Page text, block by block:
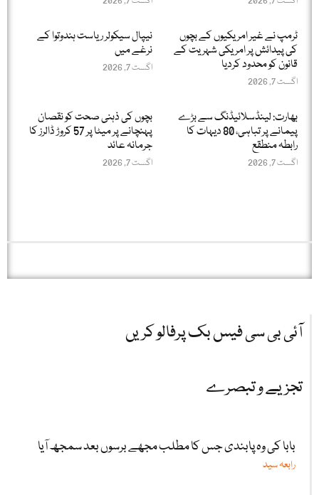
ٹرمپ نے غیر امریکیوں کے بچوں
کی پیدائش پر امریکی شہریت کے
قانون کو محدود کردیا
اگست 7, 2026
نیپال سیکولر ریاست ہندوتوا کے
نرغے میں
اگست 7, 2026
بھارت: لینڈسلائیڈنگ سے بڑے
پیمانے پر تباہی، 80 دیہات کا
رابطہ منطقع
اگست 7, 2026
بچوں کی ذہنی صحت کو نقصان
پہنچانے پر میٹا پر 57 کروڑ ڈالرز کا
جرمانہ عائد
اگست 7, 2026
آئی بی سی فیس بک پرفالو کریں
تجزیے و تبصرے
بابا کی وہ پابندی جس کا مطلب مجھے برسوں بعد سمجھ آیا
رابعہ سید